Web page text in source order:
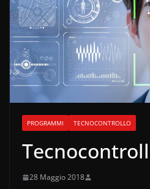
PROGRAMMI TECNOCONTROLLO
28 Maggio 2018